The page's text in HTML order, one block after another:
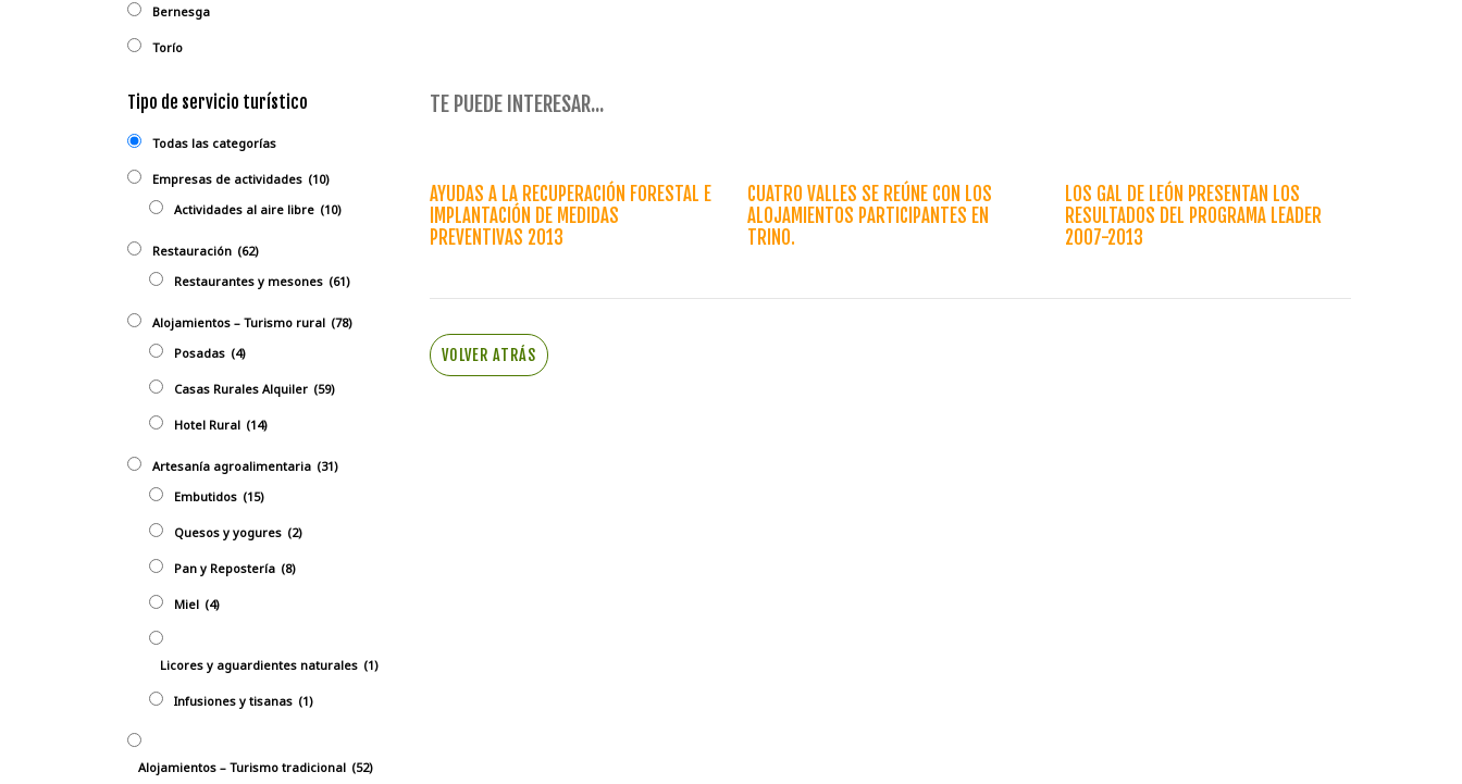
TE PUEDE INTERESAR...
AYUDAS A LA RECUPERACIÓN FORESTAL E
IMPLANTACIÓN DE MEDIDAS
PREVENTIVAS 2013
CUATRO VALLES SE REÚNE CON LOS
ALOJAMIENTOS PARTICIPANTES EN
TRINO.
LOS GAL DE LEÓN PRESENTAN LOS
RESULTADOS DEL PROGRAMA LEADER
2007-2013
VOLVER ATRÁS
Bernesga
Torío
Tipo de servicio turístico
Todas las categorías
Empresas de actividades (10)
Actividades al aire libre (10)
Restauración (62)
Restaurantes y mesones (61)
Alojamientos – Turismo rural (78)
Posadas (4)
Casas Rurales Alquiler (59)
Hotel Rural (14)
Artesanía agroalimentaria (31)
Embutidos (15)
Quesos y yogures (2)
Pan y Repostería (8)
Miel (4)
Licores y aguardientes naturales (1)
Infusiones y tisanas (1)
Alojamientos – Turismo tradicional (52)